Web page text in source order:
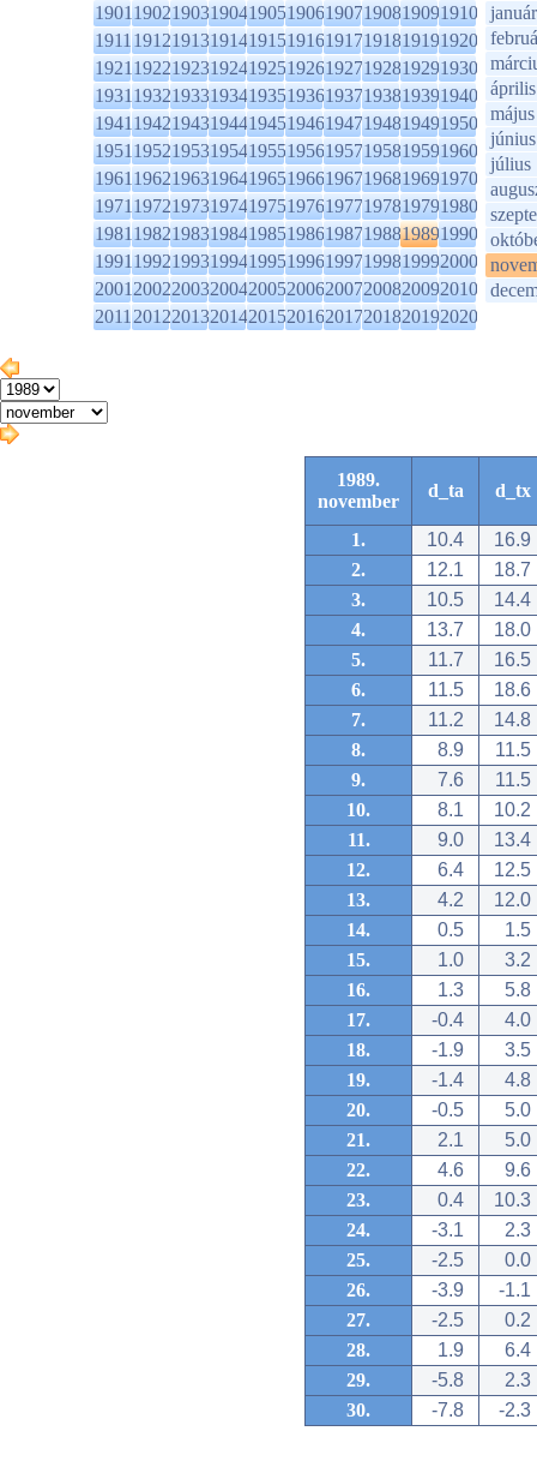
1901190219031904190519061907190819091910
1911191219131914191519161917191819191920
1921192219231924192519261927192819291930
1931193219331934193519361937193819391940
1941194219431944194519461947194819491950
1951195219531954195519561957195819591960
1961196219631964196519661967196819691970
1971197219731974197519761977197819791980
1981198219831984198519861987198819891990
1991199219931994199519961997199819992000
2001200220032004200520062007200820092010
2011201220132014201520162017201820192020
január
április
május
június
július
1989.
november
d_ta d_tx
1. 10.4
16.9
2.
12.1
18.7
3.
10.5
14.4
4.
13.7
18.0
5.
11.7
16.5
6.
11.5
18.6
7.
11.2
14.8
8.
8.9
11.5
9.
7.6
11.5
10.
8.1
10.2
11.
9.0
13.4
12.
6.4
12.5
13.
4.2
12.0
14.
0.5
1.5
15.
1.0
3.2
16.
1.3
5.8
17.
-0.4
4.0
18.
-1.9
3.5
19.
-1.4
4.8
20.
-0.5
5.0
21.
2.1
5.0
22.
4.6
9.6
23.
0.4
10.3
24.
-3.1
2.3
25.
-2.5
0.0
26.
-3.9
-1.1
27.
-2.5
0.2
28.
1.9
6.4
29.
-5.8
2.3
30.
-7.8 -2.3